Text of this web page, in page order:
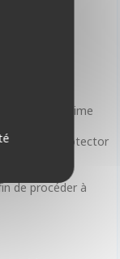
Zilean - Time
Lillia - Protector
de procéder à